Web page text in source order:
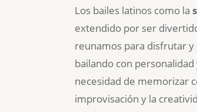
Los bailes latinos como la
extendido por ser
reunamos para disfrutar
bailando con
necesidad de memorizar
improvisación y la